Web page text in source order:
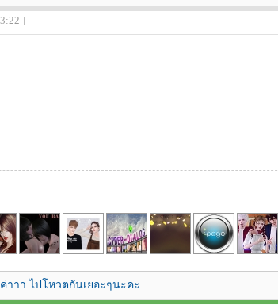
]
าาา ไปโหวตกันเยอะๆนะคะ